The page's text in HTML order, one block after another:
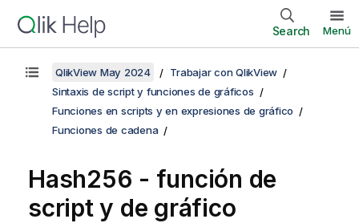
Search Menú
QlikView May 2024
Trabajar con QlikView
Sintaxis de script y funciones de gráficos
Funciones en scripts y en expresiones de gráfico
Funciones de cadena
Hash256 - función de
script y de gráfico